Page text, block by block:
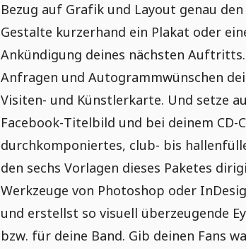
Bezug auf Grafik und Layout genau
Gestalte kurzerhand ein Plakat oder
Ankündigung deines nächsten
Anfragen und Autogrammwünschen
Visiten- und Künstlerkarte. Und setze
Facebook-Titelbild und bei deinem CD-
durchkomponiertes, club- bis
den sechs Vorlagen dieses Paketes
Werkzeuge von Photoshop oder
und erstellst so visuell überzeugende
bzw. für deine Band. Gib deinen Fans